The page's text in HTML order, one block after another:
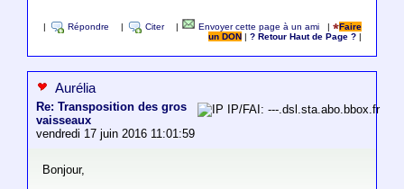
Répondre Citer Envoyer cette page à un ami |
Faire
un DON
|? Retour Haut de Page ?
Aurélia
Re: Transposition des gros
vaisseaux
vendredi 17 juin 2016 11:01:59
IP/FAI: ---.dsl.sta.abo.bbox.fr
Bonjour,